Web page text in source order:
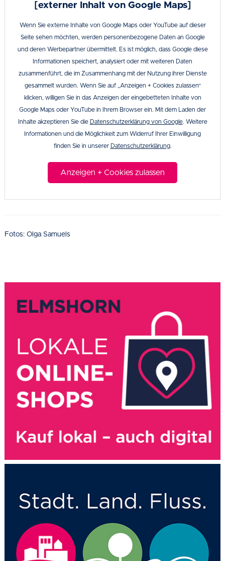
[externer Inhalt von Google Maps]
Wenn Sie externe Inhalte von Google Maps oder YouTube auf dieser
Seite sehen möchten, werden personenbezogene Daten an Google
und deren Werbepartner übermittelt. Es ist möglich, dass Google diese
Informationen speichert, analysiert oder mit weiteren Daten
zusammenführt, die im Zusammenhang mit der Nutzung ihrer Dienste
gesammelt wurden. Wenn Sie auf „Anzeigen + Cookies zulassen“
klicken, willigen Sie in das Anzeigen der eingebetteten Inhalte von
Google Maps oder YouTube in Ihrem Browser ein. Mit dem Laden der
Inhalte akzeptieren Sie die Datenschutzerklärung von Google. Weitere
Informationen und die Möglichkeit zum Widerruf Ihrer Einwilligung
finden Sie in unserer Datenschutzerklärung.
Anzeigen + Cookies zulassen
Fotos: Olga Samuels